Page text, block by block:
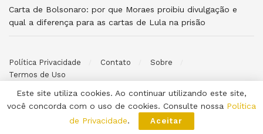
Carta de Bolsonaro: por que Moraes proibiu divulgação e
qual a diferença para as cartas de Lula na prisão
Política Privacidade Contato
Sobre
Termos de Uso
© 2026 Poder ao Povo. Desenvolvido porHalysoh Macêdo. Todos
os direitos reservados.
Este site utiliza cookies. Ao continuar utilizando este site,
você concorda com o uso de cookies. Consulte nossa Política
de Privacidade. Aceitar